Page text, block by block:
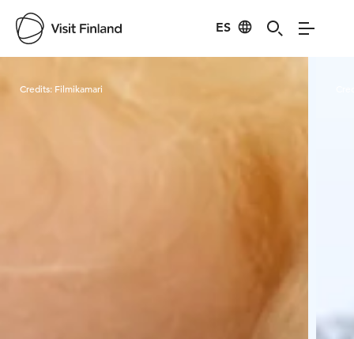
ES
Visit Finland
Credits: Filmikamari